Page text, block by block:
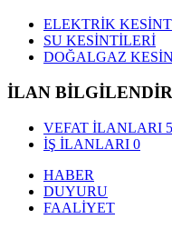
ELEKTRİK
SU KESİNTİLERİ
DOĞALGAZ
İLAN
VEFAT İLANLARI
İŞ İLANLARI 0
HABER
DUYURU
FAALİYET